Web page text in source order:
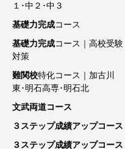
１･中２･中３
基礎力完成コース
基礎力完成コース｜高校受験
対策
難関校特化コース｜加古川
東･明石高専･明石北
文武両道コース
３ステップ成績アップコース
３ステップ成績アップコース